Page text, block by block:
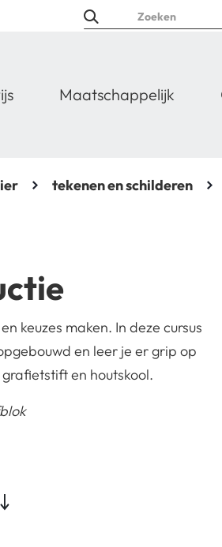
Maatschappelijk
tekenen en schilderen
keuzes maken. In deze cursus
en leer je er grip op
en houtskool.